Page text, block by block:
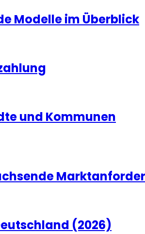
Modelle im Überblick
und Kommunen
(2026)